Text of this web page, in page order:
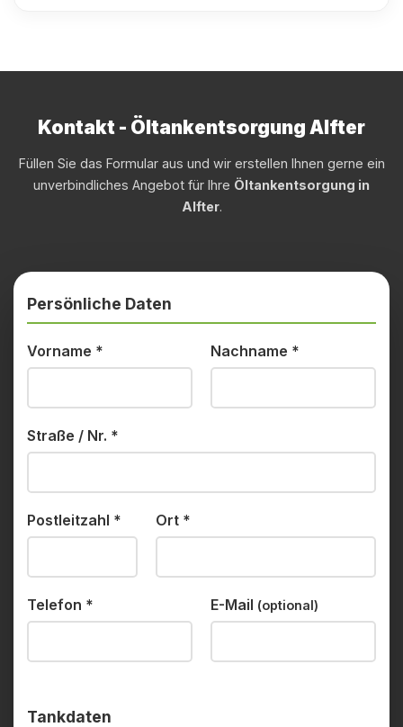
Kontakt - Öltankentsorgung Alfter
Füllen Sie das Formular aus und wir erstellen Ihnen gerne ein
unverbindliches Angebot für Ihre Öltankentsorgung in
Alfter.
Persönliche Daten
Vorname * Nachname *
Straße / Nr. *
Postleitzahl * Ort *
Telefon * E-Mail (optional)
Tankdaten